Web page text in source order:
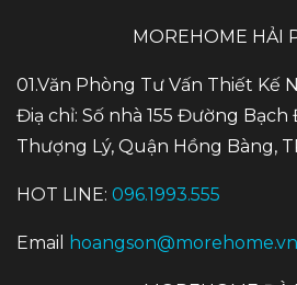
MOREHOME HẢI
01.Văn Phòng Tư Vấn Thiết Kế
Điạ chỉ: Số nhà 155 Đường
Thượng Lý, Quận Hồng Bàng,
HOT LINE: 096.1993.555
Email hoangson@morehome.vn